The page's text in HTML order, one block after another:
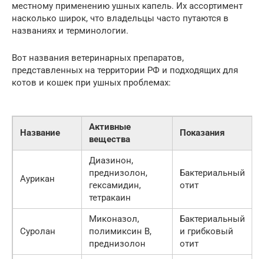
местному применению ушных капель. Их ассортимент
насколько широк, что владельцы часто путаются в
названиях и терминологии.
Вот названия ветеринарных препаратов,
представленных на территории РФ и подходящих для
котов и кошек при ушных проблемах:
Название
Активные
вещества
Показания
Аурикан
Диазинон,
преднизолон,
гексамидин,
тетракаин
Бактериальный
отит
Суролан
Миконазол,
полимиксин В,
преднизолон
Бактериальный
и грибковый
отит